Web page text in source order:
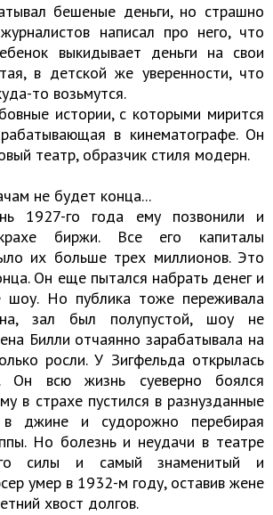
бешеные деньги, но страшно
написал про него, что
выкидывает деньги на свои
в детской же уверенности, что
то возьмутся.
истории, с которыми мирится
в кинематографе. Он
театр, образчик стиля модерн.
не будет конца...
1927-го года ему позвонили и
биржи. Все его капиталы
их больше трех миллионов. Это
Он еще пытался набрать денег и
шоу. Но публика тоже переживала
зал был полупустой, шоу не
Билли отчаянно зарабатывала на
росли. У Зигфельда открылась
Он всю жизнь суеверно боялся
в страхе пустился в разнузданные
в джине и судорожно перебирая
Но болезнь и неудачи в театре
силы и самый знаменитый и
умер в 1932-м году, оставив жене
хвост долгов.